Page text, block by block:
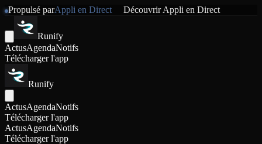
Propulsé parAppli en Direct DécouvrirAppli en Direct
Runify
ActusAgendaNotifs
Télécharger l'app
Runify
ActusAgendaNotifs
Télécharger l'app
ActusAgendaNotifs
Télécharger l'app